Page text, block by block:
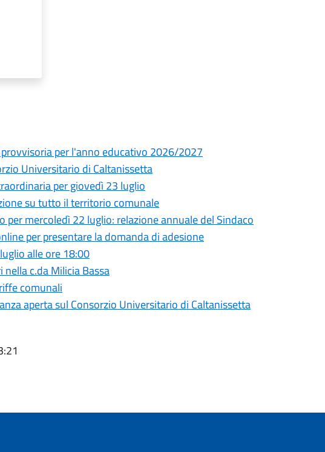
per l'anno educativo 2026/2027
Universitario di Caltanissetta
per giovedì 23 luglio
su tutto il territorio comunale
mercoledì 22 luglio: relazione annuale del Sindaco
per presentare la domanda di adesione
alle ore 18:00
c.da Milicia Bassa
comunali
aperta sul Consorzio Universitario di Caltanissetta